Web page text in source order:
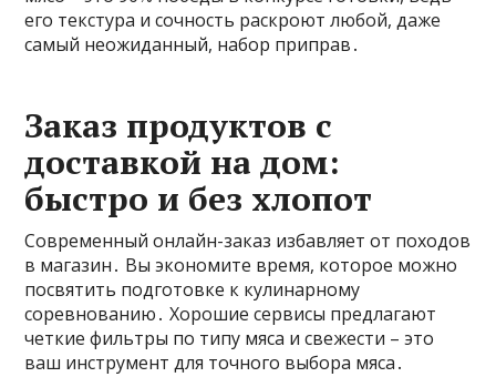
его текстура и сочность раскроют любой, даже
самый неожиданный, набор приправ․
Заказ продуктов с
доставкой на дом:
быстро и без хлопот
Современный онлайн-заказ избавляет от походов
в магазин․ Вы экономите время, которое можно
посвятить подготовке к кулинарному
соревнованию․ Хорошие сервисы предлагают
четкие фильтры по типу мяса и свежести – это
ваш инструмент для точного выбора мяса․